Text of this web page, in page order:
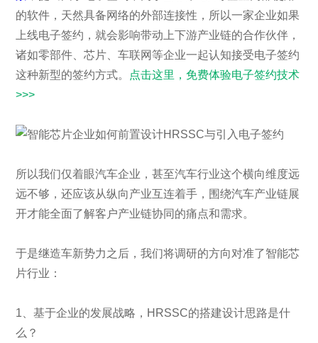
的软件，天然具备网络的外部连接性，所以一家企业如果
上线电子签约，就会影响带动上下游产业链的合作伙伴，
诸如零部件、芯片、车联网等企业一起认知接受电子签约
这种新型的签约方式。 点击这里，免费体验电子签约技术
>>>
所以我们仅着眼汽车企业，甚至汽车行业这个横向维度远
远不够，还应该从纵向产业互连着手，围绕汽车产业链展
开才能全面了解客户产业链协同的痛点和需求。
于是继造车新势力之后，我们将调研的方向对准了智能芯
片行业：
1、基于企业的发展战略，HRSSC的搭建设计思路是什
么？